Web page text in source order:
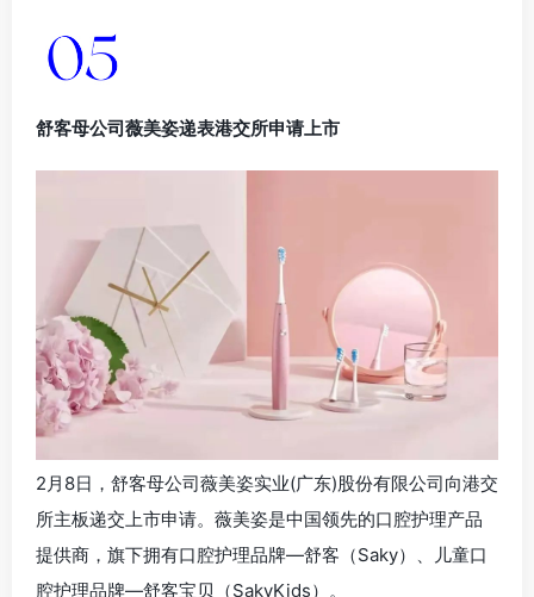
2月8日，舒客母公司薇美姿实业(广东)股份有限公司向港交
所主板递交上市申请。薇美姿是中国领先的口腔护理产品
提供商，旗下拥有口腔护理品牌—舒客（Saky）、儿童口
腔护理品牌—舒客宝贝（SakyKids）。
营销内容系统、加强线下销售及经销网络以及市场渗透、
提升产品研发活动及加强研发能力等。